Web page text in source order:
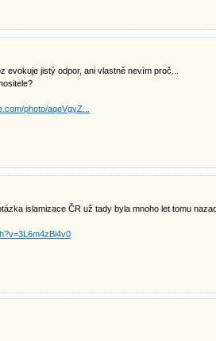
evokuje jistý odpor, ani vlastně nevím proč...
photo/aqeVgyZ...
islamizace ČR už tady byla mnoho let tomu